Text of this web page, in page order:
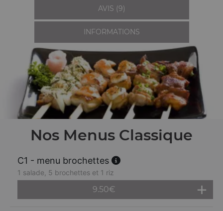
AVIS (9)
INFORMATIONS
Nos Menus Classique
C1 - menu brochettes
1 salade, 5 brochettes et 1 riz
9.50€